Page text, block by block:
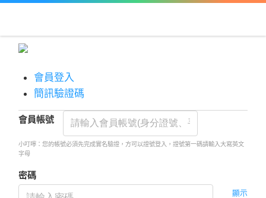
會員登入
簡訊驗證碼
會員帳號
小叮嚀：您的帳號必須先完成實名驗證，方可以證號登入，證號第一碼請輸入大寫英文
字母
密碼
顯示